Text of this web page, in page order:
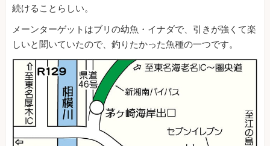
続けることらしい。
メーンターゲットはブリの幼魚・イナダで、引きが強くて楽
しいと聞いていたので、釣りたかった魚種の一つです。